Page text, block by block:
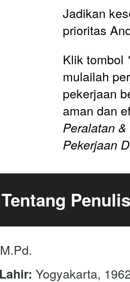
Jadikan
prioritas
Klik tombol
mulailah
pekerjaan
aman dan
Peralatan
Pekerjaan
Tentang Penulis
Yogyakarta,